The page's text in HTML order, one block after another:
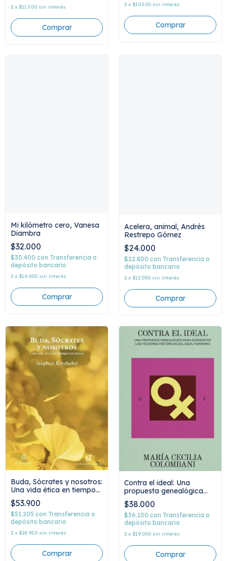
2 x $11.500 sin interés 2 x $10.500 sin interés
Mi kilómetro cero, Vanesa
Diambra
$32.000
$30.400 con Transferencia o
depósito bancario
2 x $16.000 sin interés
Acelera, animal, Andrés
Restrepo Gómez
$24.000
$22.800 con Transferencia o
depósito bancario
2 x $12.000 sin interés
Buda, Sócrates y nosotros:
Una vida ética en tiempos
inciertos, Stephen
Batchelor
$53.900
$51.205 con Transferencia o
depósito bancario
2 x $26.950 sin interés
Contra el ideal: Una
propuesta genealógica
para desmontar las
ficciones históricas del
ideal femenino, María
Cecilia Colombani
$38.000
$36.100 con Transferencia o
depósito bancario
2 x $19.000 sin interés